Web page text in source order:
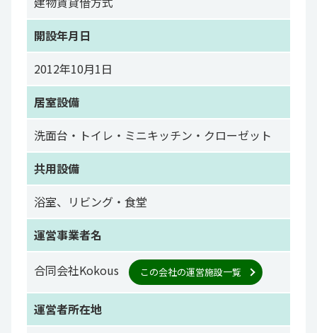
開設年月日
2012年10月1日
居室設備
洗面台・トイレ・ミニキッチン・クローゼット
共用設備
浴室、リビング・食堂
運営事業者名
合同会社Kokous この会社の運営施設一覧
運営者所在地